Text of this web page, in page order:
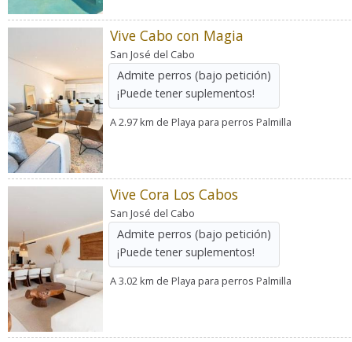
Vive Cabo con Magia
San José del Cabo
Admite perros (bajo petición)
¡Puede tener suplementos!
A 2.97 km de Playa para perros Palmilla
Vive Cora Los Cabos
San José del Cabo
Admite perros (bajo petición)
¡Puede tener suplementos!
A 3.02 km de Playa para perros Palmilla